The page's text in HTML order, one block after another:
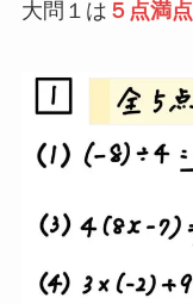
大問１は ５点満点